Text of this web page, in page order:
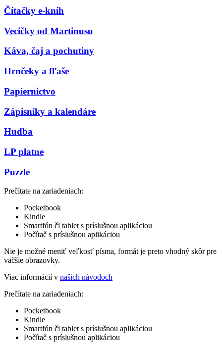
Čítačky e-kníh
Vecičky od Martinusu
Káva, čaj a pochutiny
Hrnčeky a fľaše
Papiernictvo
Zápisníky a kalendáre
Hudba
LP platne
Puzzle
Prečítate na zariadeniach:
Pocketbook
Kindle
Smartfón či tablet s príslušnou aplikáciou
Počítač s príslušnou aplikáciou
Nie je možné meniť veľkosť písma, formát je preto vhodný skôr pre
väčšie obrazovky.
Viac informácií v našich návodoch
Prečítate na zariadeniach:
Pocketbook
Kindle
Smartfón či tablet s príslušnou aplikáciou
Počítač s príslušnou aplikáciou